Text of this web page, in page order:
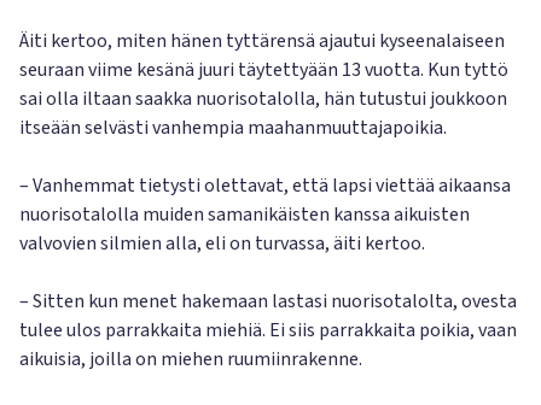
Äiti kertoo, miten hänen tyttärensä ajautui kyseenalaiseen
seuraan viime kesänä juuri täytettyään 13 vuotta. Kun tyttö
sai olla iltaan saakka nuorisotalolla, hän tutustui joukkoon
itseään selvästi vanhempia maahanmuuttajapoikia.
– Vanhemmat tietysti olettavat, että lapsi viettää aikaansa
nuorisotalolla muiden samanikäisten kanssa aikuisten
valvovien silmien alla, eli on turvassa, äiti kertoo.
– Sitten kun menet hakemaan lastasi nuorisotalolta, ovesta
tulee ulos parrakkaita miehiä. Ei siis parrakkaita poikia, vaan
aikuisia, joilla on miehen ruumiinrakenne.